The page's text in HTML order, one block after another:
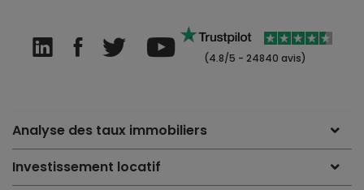
(4.8/5 - 24840 avis)
Analyse des taux immobiliers
Investissement locatif